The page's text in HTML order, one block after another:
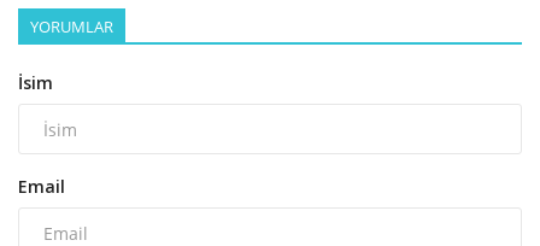
YORUMLAR
İsim
Email